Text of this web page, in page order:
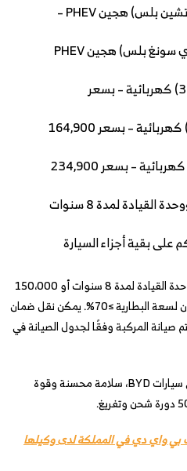
BYD QIN PLUS (بي واي دي تشين بلس) هجين PHEV –
BYD SONG PLUS (بي واي دي سونغ بلس) هجين PHEV
BYD ATTO3 (بي واي دي أتو 3) كهربائية – بسعر
BYD SEAL (بي واي دي سيل) كهربائية – بسعر 164,900
BYD HAN ( بي واي دي هان) كهربائية – بسعر 234,900
ضمان BYD يغطي البطارية ووحدة القيادة لمدة 8 سنوات
ضمان سيارة BYD يغطي البطارية ووحدة القيادة لمدة 8 سنوات أو 150،000
كم، أيهما يأتي أولاً، مع تغطية الضمان لسعة البطارية ≥70%. يمكن نقل ضمان
تم صيانة المركبة وفقًا لجدول الصيانة في
توفر بطارية الشفرة، التي تستخدم في سيارات BYD، سلامة محسنة وقوة
واي دي في المملكة لدى وكيلها